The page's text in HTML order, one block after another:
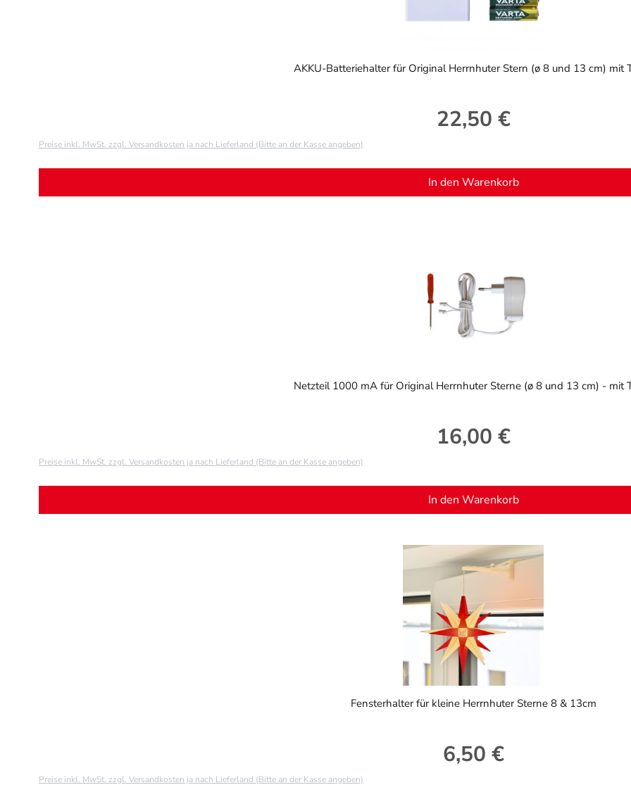
AKKU-Batteriehalter für Original Herrnhuter Stern (ø 8 und 13 cm) mit
Regulärer Preis:
22,50 €
Preise inkl. MwSt. zzgl. Versandkosten ja nach Lieferland (Bitte an der Kasse angeben)
In den Warenkorb
Netzteil 1000 mA für Original Herrnhuter Sterne (ø 8 und 13 cm) - mit
Regulärer Preis:
16,00 €
Preise inkl. MwSt. zzgl. Versandkosten ja nach Lieferland (Bitte an der Kasse angeben)
In den Warenkorb
Fensterhalter für kleine Herrnhuter Sterne 8 & 13cm
Regulärer Preis:
6,50 €
Preise inkl. MwSt. zzgl. Versandkosten ja nach Lieferland (Bitte an der Kasse angeben)